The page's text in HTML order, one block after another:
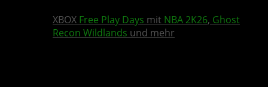
XBOX Free Play Days mit NBA 2K26, Ghost
Recon Wildlands und mehr